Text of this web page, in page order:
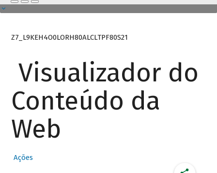
Z7_L9KEH4O0LORH80ALCLTPF80S21
Visualizador do
Conteúdo da
Web
Ações